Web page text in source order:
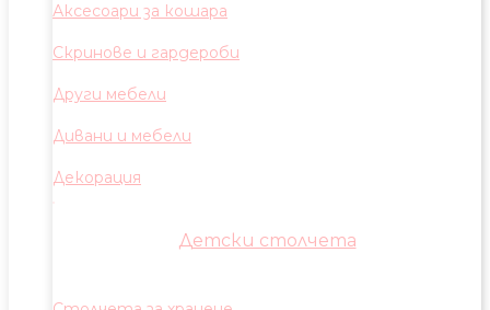
Аксесоари за кошара
Скринове и гардероби
Други мебели
Дивани и мебели
Декорация
Детски столчета